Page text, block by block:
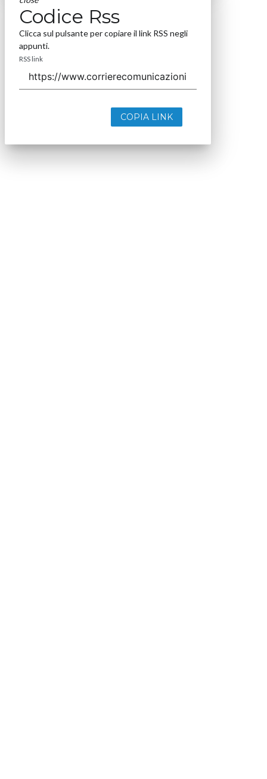
Codice Rss
Clicca sul pulsante per copiare il link RSS negli
appunti.
RSS link
COPIA LINK